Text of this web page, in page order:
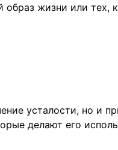
жизни или тех,
усталости, но и
делают его